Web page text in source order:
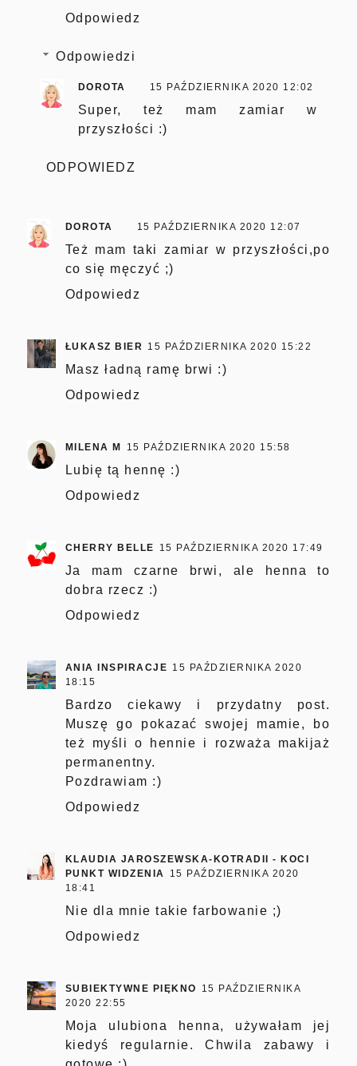
Odpowiedz
Odpowiedzi
DOROTA 15 PAŹDZIERNIKA 2020 12:02
Super, też mam zamiar w
przyszłości :)
ODPOWIEDZ
DOROTA 15 PAŹDZIERNIKA 2020 12:07
Też mam taki zamiar w przyszłości,po
co się męczyć ;)
Odpowiedz
ŁUKASZ BIER 15 PAŹDZIERNIKA 2020 15:22
Masz ładną ramę brwi :)
Odpowiedz
MILENA M 15 PAŹDZIERNIKA 2020 15:58
Lubię tą hennę :)
Odpowiedz
CHERRY BELLE 15 PAŹDZIERNIKA 2020 17:49
Ja mam czarne brwi, ale henna to
dobra rzecz :)
Odpowiedz
ANIA INSPIRACJE 15 PAŹDZIERNIKA 2020
18:15
Bardzo ciekawy i przydatny post.
Muszę go pokazać swojej mamie, bo
też myśli o hennie i rozważa makijaż
permanentny.
Pozdrawiam :)
Odpowiedz
KLAUDIA JAROSZEWSKA-KOTRADII - KOCI
PUNKT WIDZENIA
15 PAŹDZIERNIKA 2020
18:41
Nie dla mnie takie farbowanie ;)
Odpowiedz
SUBIEKTYWNE PIĘKNO
15 PAŹDZIERNIKA
2020 22:55
Moja ulubiona henna, używałam jej
kiedyś regularnie. Chwila zabawy i